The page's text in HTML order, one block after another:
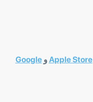
Apple Store وGoogle